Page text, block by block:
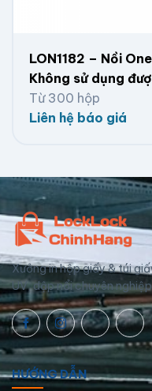
LON1182 – Nồi
Không sử dụng
Từ 300 hộp
Liên hệ báo giá
Xưởng in hộp giấy & túi
UV, dập nổi chuyên
HƯỚNG DẪN